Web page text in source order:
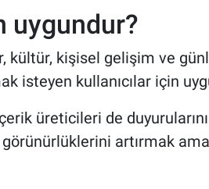
uygundur?
kültür, kişisel gelişim ve
isteyen kullanıcılar için
üreticileri de
artırmak